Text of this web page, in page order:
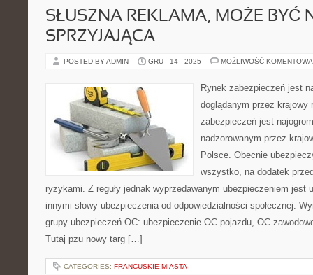
SŁUSZNA REKLAMA, MOŻE BYĆ
SPRZYJAJĄCA
POSTED BY ADMIN GRU - 14 - 2025 MOŻLIWOŚĆ
Rynek zabezpieczeń jest
doglądanym przez krajowy
zabezpieczeń jest
nadzorowanym przez
Polsce. Obecnie
wszystko, na dodatek
ryzykami. Z reguły jednak wyprzedawanym ubezpieczeniem jest
innymi słowy ubezpieczenia od odpowiedzialności społecznej.
grupy ubezpieczeń OC: ubezpieczenie OC pojazdu, OC
Tutaj pzu nowy targ […]
CATEGORIES: FRANCUSKIE MIASTA